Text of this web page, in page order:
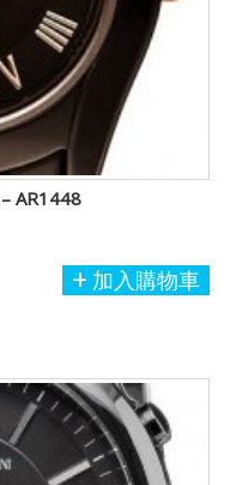
AR1448
加入購物車